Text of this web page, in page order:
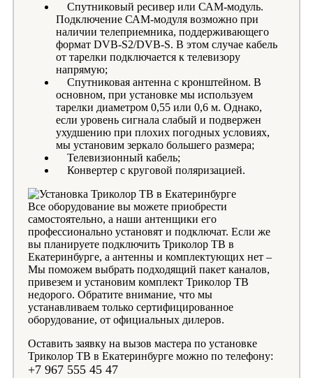
Спутниковый ресивер или САМ-модуль.
Подключение САМ-модуля возможно при
наличии телеприемника, поддерживающего
формат DVB-S2/DVB-S. В этом случае кабель
от тарелки подключается к телевизору
напрямую;
Спутниковая антенна с кронштейном. В
основном, при установке мы используем
тарелки диаметром 0,55 или 0,6 м. Однако,
если уровень сигнала слабый и подвержен
ухудшению при плохих погодных условиях,
мы установим зеркало большего размера;
Телевизионный кабель;
Конвертер с круговой поляризацией.
Все оборудование вы можете приобрести
самостоятельно, а наши антенщики его
профессионально установят и подключат. Если же
вы планируете подключить Триколор ТВ в
Екатеринбурге, а антенны и комплектующих нет –
Мы поможем выбрать подходящий пакет каналов,
привезем и установим комплект Триколор ТВ
недорого. Обратите внимание, что мы
устанавливаем только сертифицированное
оборудование, от официальных дилеров.
Оставить заявку на вызов мастера по установке
Триколор ТВ в Екатеринбурге можно по телефону:
+7 967 555 45 47